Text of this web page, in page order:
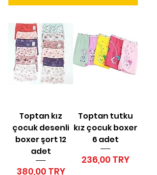
Toptan kız
çocuk desenli
boxer şort 12
adet
Price
380,00 TRY
Toptan tutku
kız çocuk boxer
6 adet
Price
236,00 TRY